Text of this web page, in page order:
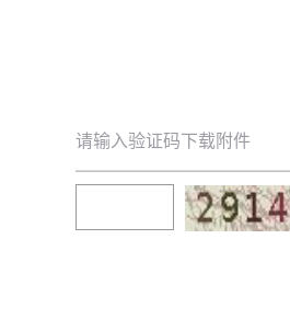
请输入验证码下载附件